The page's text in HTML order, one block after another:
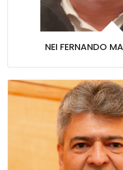
NEI FERNANDO